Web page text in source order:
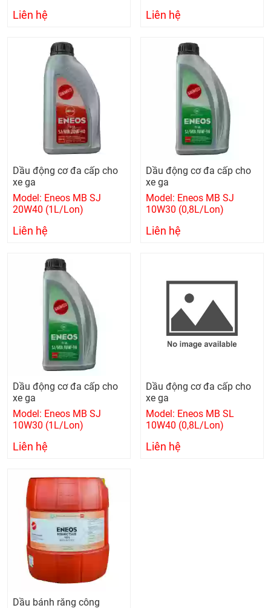
Liên hệ Liên hệ
Dầu động cơ đa cấp cho
xe ga
Model: Eneos MB SJ
20W40 (1L/Lon)
Liên hệ
Dầu động cơ đa cấp cho
xe ga
Model: Eneos MB SJ
10W30 (0,8L/Lon)
Liên hệ
Dầu động cơ đa cấp cho
xe ga
Model: Eneos MB SJ
10W30 (1L/Lon)
Liên hệ
Dầu động cơ đa cấp cho
xe ga
Model: Eneos MB SL
10W40 (0,8L/Lon)
Liên hệ
Dầu bánh răng công